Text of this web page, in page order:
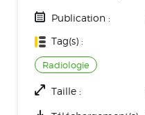
Publication :
Tag(s) :
Radiologie
Taille :